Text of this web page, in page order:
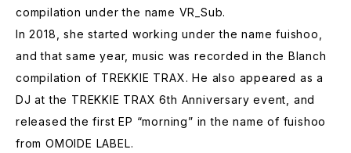
compilation under the name VR_Sub.
In 2018, she started working under the name fuishoo,
and that same year, music was recorded in the Blanch
compilation of TREKKIE TRAX. He also appeared as a
DJ at the TREKKIE TRAX 6th Anniversary event, and
released the first EP “morning” in the name of fuishoo
from OMOIDE LABEL.